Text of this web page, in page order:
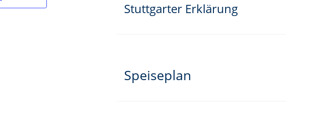
Stuttgarter Erklärung
Speiseplan